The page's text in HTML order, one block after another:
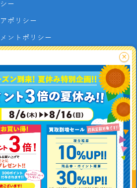
釣り情報を
投稿する
ー
ポリシー
ントポリシー
法
co.,ltd All Rights Reserved.
×